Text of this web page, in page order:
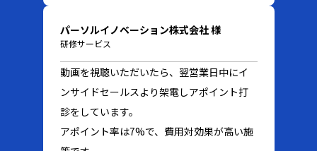
パーソルイノベーション株式会社 様
研修サービス
動画を視聴いただいたら、翌営業日中にイ
ンサイドセールスより架電しアポイント打
診をしています。
アポイント率は7%で、費用対効果が高い施